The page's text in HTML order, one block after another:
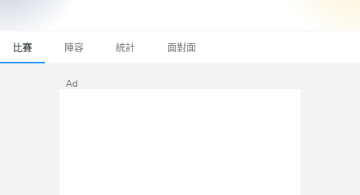
比賽 陣容 統計 面對面
Ad